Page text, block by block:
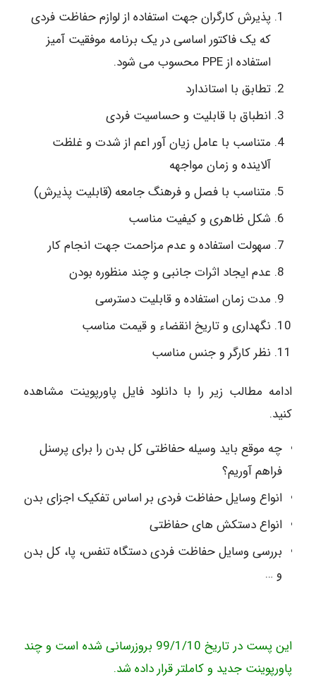
پذیرش کارگران جهت استفاده از لوازم حفاظت فردی
که یک فاکتور اساسی در یک برنامه موفقیت آمیز
استفاده از PPE محسوب می شود.
تطابق با استاندارد
انطباق با قابلیت و حساسیت فردی
متناسب با عامل زیان آور اعم از شدت و غلظت
آلاینده و زمان مواجهه
متناسب با فصل و فرهنگ جامعه (قابلیت پذیرش)
شکل ظاهری و کیفیت مناسب
سهولت استفاده و عدم مزاحمت جهت انجام کار
عدم ایجاد اثرات جانبی و چند منظوره بودن
مدت زمان استفاده و قابلیت دسترسی
نگهداری و تاریخ انقضاء و قیمت مناسب
نظر کارگر و جنس مناسب
ادامه مطالب زیر را با دانلود فایل پاورپوینت مشاهده
کنید.
چه موقع باید وسیله حفاظتی کل بدن را برای پرسنل
فراهم آوریم؟
انواع وسایل حفاظت فردی بر اساس تفکیک اجزای بدن
انواع دستکش های حفاظتی
بررسی وسایل حفاظت فردی دستگاه تنفس، پا، کل بدن
و …
این پست در تاریخ 99/1/10 بروزرسانی شده است و چند
پاورپوینت جدید و کاملتر قرار داده شد.